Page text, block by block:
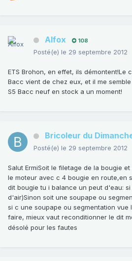
Alfox 108
Posté(e) le 29 septembre 2012
ETS Brohon, en effet, ils démontent!Le
Bacc vient de chez eux, et il me
S5 Bacc neuf en stock a un moment!
Bricoleur du
Posté(e) le 29 septembre 2012
Salut ErmiSoit le filetage de la bougie
le moteur avec c 4 bougie en route,en
dit bougie tu i balance un peut d'eau:
d'air)Sinon soit une soupape ou
si c une soupape ou segmentation vue
faire, mieux vaut reconditionner le dit
désolé pour les fautes